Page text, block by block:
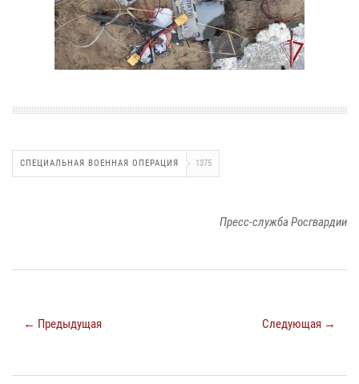
СПЕЦИАЛЬНАЯ ВОЕННАЯ ОПЕРАЦИЯ 1375
Пресс-служба Росгвардии
← Предыдущая Следующая →